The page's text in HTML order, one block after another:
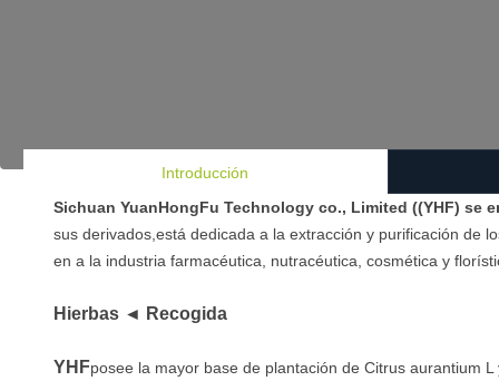
Introducción
Sichuan YuanHongFu Technology co., Limited ((YHF) se
sus derivados,está dedicada a la extracción y purificación de
en a la industria farmacéutica, nutracéutica, cosmética y
Hierbas ◄ Recogida
YHFposee la mayor base de plantación de Citrus aurantium